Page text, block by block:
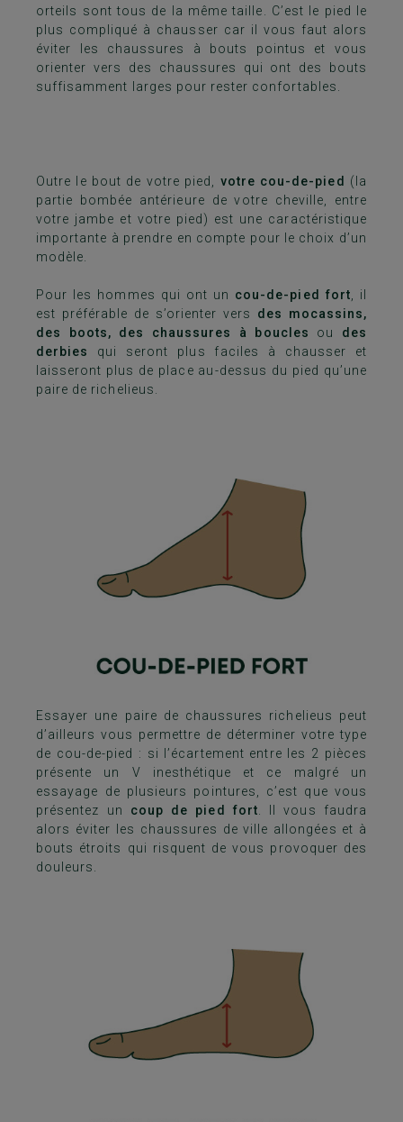
orteils sont tous de la même taille. C’est le pied le
plus compliqué à chausser car il vous faut alors
éviter les chaussures à bouts pointus et vous
orienter vers des chaussures qui ont des bouts
suffisamment larges pour rester confortables.
Outre le bout de votre pied, votre cou-de-pied (la
partie bombée antérieure de votre cheville, entre
votre jambe et votre pied) est une caractéristique
importante à prendre en compte pour le choix d’un
modèle.
Pour les hommes qui ont un cou-de-pied fort , il
est préférable de s’orienter vers des mocassins,
des boots, des chaussures à boucles
ou des
derbies
qui seront plus faciles à chausser et
laisseront plus de place au-dessus du pied qu’une
paire de richelieus.
Essayer une paire de chaussures richelieus peut
d’ailleurs vous permettre de déterminer votre type
de cou-de-pied : si l’écartement entre les 2 pièces
présente un V inesthétique et ce malgré un
essayage de plusieurs pointures, c’est que vous
présentez un coup de pied fort . Il vous faudra
alors éviter les chaussures de ville allongées et à
bouts étroits qui risquent de vous provoquer des
douleurs.